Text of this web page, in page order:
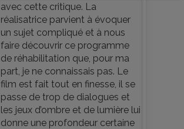
avec cette critique. La
réalisatrice parvient à évoquer
un sujet compliqué et à nous
faire découvrir ce programme
de réhabilitation que, pour ma
part, je ne connaissais pas. Le
film est fait tout en finesse, il se
passe de trop de dialogues et
les jeux d’ombre et de lumière lui
donne une profondeur certaine